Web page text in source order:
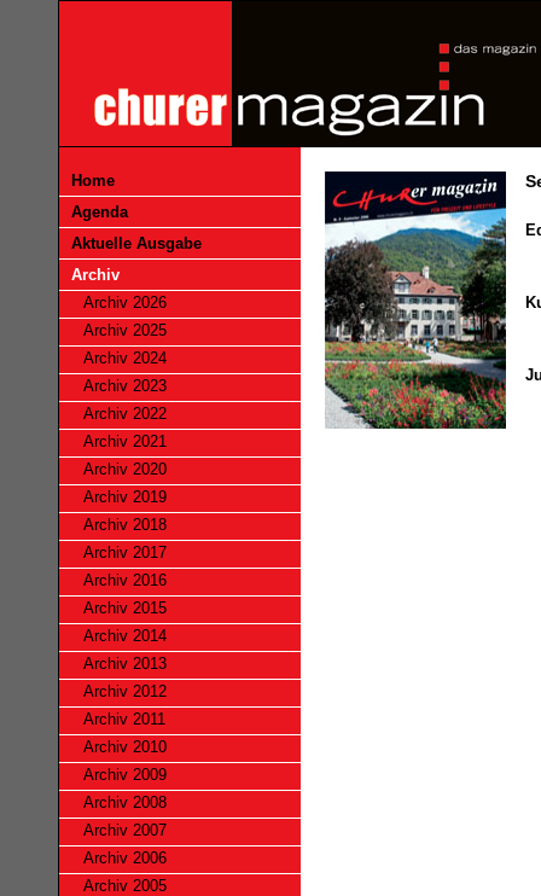
Home
Agenda
Aktuelle Ausgabe
Archiv
Archiv 2026
Archiv 2025
Archiv 2024
Archiv 2023
Archiv 2022
Archiv 2021
Archiv 2020
Archiv 2019
Archiv 2018
Archiv 2017
Archiv 2016
Archiv 2015
Archiv 2014
Archiv 2013
Archiv 2012
Archiv 2011
Archiv 2010
Archiv 2009
Archiv 2008
Archiv 2007
Archiv 2006
Archiv 2005